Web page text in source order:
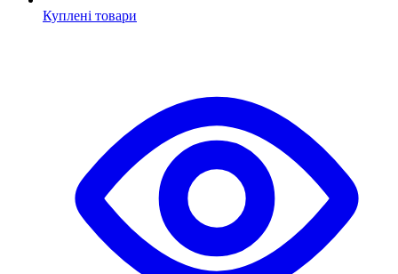
Куплені товари